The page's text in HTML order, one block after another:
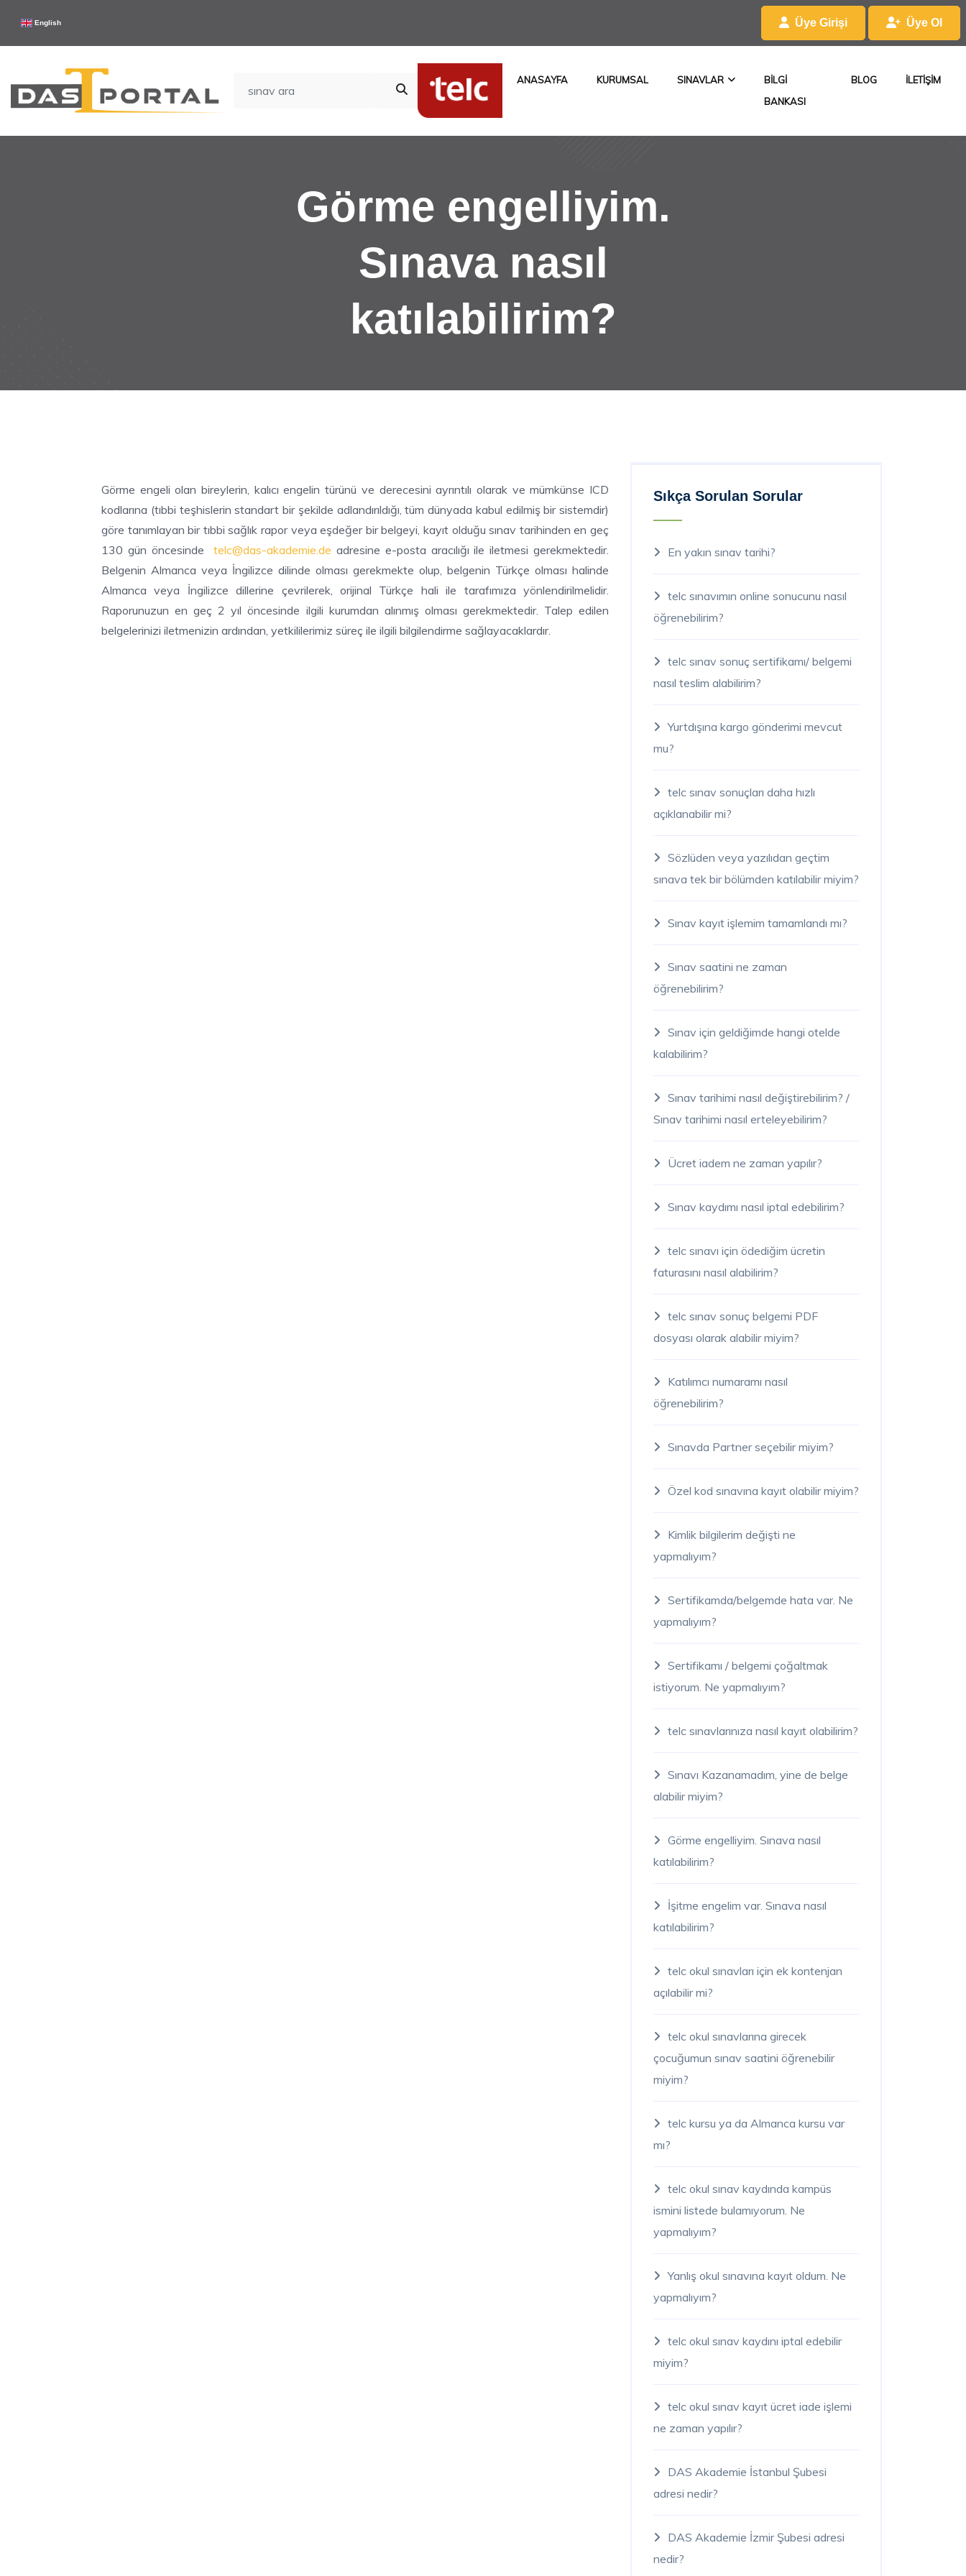
English Üye Girişi Üye Ol
ANASAYFA KURUMSAL SINAVLAR
BILGI
BANKASI
BLOG ILETIŞIM
Görme engelliyim.
Sınava nasıl
katılabilirim?
Görme engeli olan bireylerin, kalıcı engelin türünü ve derecesini ayrıntılı olarak ve mümkünse ICD
kodlarına (tıbbi teşhislerin standart bir şekilde adlandırıldığı, tüm dünyada kabul edilmiş bir sistemdir)
göre tanımlayan bir tıbbi sağlık rapor veya eşdeğer bir belgeyi, kayıt olduğu sınav tarihinden en geç
130 gün öncesindetelc@das-akademie.de adresine e-posta aracılığı ile iletmesi gerekmektedir.
Belgenin Almanca veya İngilizce dilinde olması gerekmekte olup, belgenin Türkçe olması halinde
Almanca veya İngilizce dillerine çevrilerek, orijinal Türkçe hali ile tarafımıza yönlendirilmelidir.
Raporunuzun en geç 2 yıl öncesinde ilgili kurumdan alınmış olması gerekmektedir. Talep edilen
belgelerinizi iletmenizin ardından, yetkililerimiz süreç ile ilgili bilgilendirme sağlayacaklardır.
Sıkça Sorulan Sorular
En yakın sınav tarihi?
telc sınavımın online sonucunu nasıl
öğrenebilirim?
telc sınav sonuç sertifikamı/ belgemi
nasıl teslim alabilirim?
Yurtdışına kargo gönderimi mevcut
mu?
telc sınav sonuçları daha hızlı
açıklanabilir mi?
Sözlüden veya yazılıdan geçtim
sınava tek bir bölümden katılabilir miyim?
Sınav kayıt işlemim tamamlandı mı?
Sınav saatini ne zaman
öğrenebilirim?
Sınav için geldiğimde hangi otelde
kalabilirim?
Sınav tarihimi nasıl değiştirebilirim? /
Sınav tarihimi nasıl erteleyebilirim?
Ücret iadem ne zaman yapılır?
Sınav kaydımı nasıl iptal edebilirim?
telc sınavı için ödediğim ücretin
faturasını nasıl alabilirim?
telc sınav sonuç belgemi PDF
dosyası olarak alabilir miyim?
Katılımcı numaramı nasıl
öğrenebilirim?
Sınavda Partner seçebilir miyim?
Özel kod sınavına kayıt olabilir miyim?
Kimlik bilgilerim değişti ne
yapmalıyım?
Sertifikamda/belgemde hata var. Ne
yapmalıyım?
Sertifikamı / belgemi çoğaltmak
istiyorum. Ne yapmalıyım?
telc sınavlarınıza nasıl kayıt olabilirim?
Sınavı Kazanamadım, yine de belge
alabilir miyim?
Görme engelliyim. Sınava nasıl
katılabilirim?
İşitme engelim var. Sınava nasıl
katılabilirim?
telc okul sınavları için ek kontenjan
açılabilir mi?
telc okul sınavlarına girecek
çocuğumun sınav saatini öğrenebilir
miyim?
telc kursu ya da Almanca kursu var
mı?
telc okul sınav kaydında kampüs
ismini listede bulamıyorum. Ne
yapmalıyım?
Yanlış okul sınavına kayıt oldum. Ne
yapmalıyım?
telc okul sınav kaydını iptal edebilir
miyim?
telc okul sınav kayıt ücret iade işlemi
ne zaman yapılır?
DAS Akademie İstanbul Şubesi
adresi nedir?
DAS Akademie İzmir Şubesi adresi
nedir?